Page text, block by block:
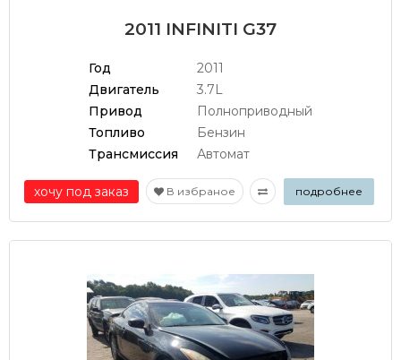
2011 INFINITI G37
Год
2011
Двигатель
3.7L
Привод
Полноприводный
Топливо
Бензин
Трансмиссия
Автомат
хочу под заказ В избраное подробнее